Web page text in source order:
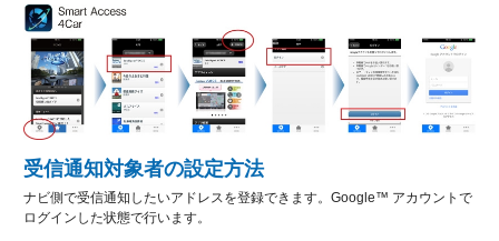
受信通知対象者の設定方法
ナビ側で受信通知したいアドレスを登録できます。Google™ アカウントで
ログインした状態で行います。